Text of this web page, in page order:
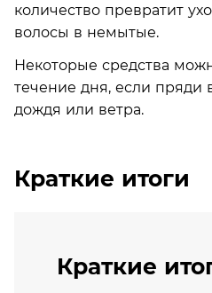
количество превратит
волосы в немытые.
Некоторые средства
течение дня, если пряди
дождя или ветра.
Краткие итоги
Краткие